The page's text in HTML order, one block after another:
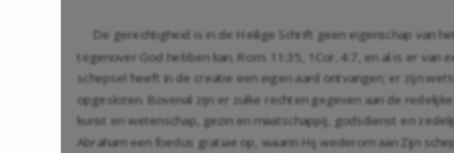
De gerechtigheid is in de Heilige Schrift geen eigenschap van
tegenover God hebben kan,Rom. 11:35 1Cor. 4:7 , en al is er van
schepsel heeft in de creatie een eigen aard ontvangen; er zijn
opgesloten. Bovenal zijn er zulke rechten gegeven aan de
kunst en wetenschap, gezin en maatschappij, godsdienst en
Abraham een foedus gratiae op, waarin Hij wederom aan Zijn